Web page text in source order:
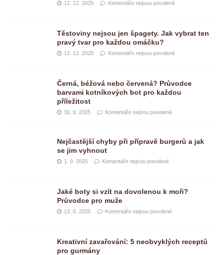
12. 12. 2025 Komentáře nejsou povolené
Těstoviny nejsou jen špagety. Jak vybrat ten
pravý tvar pro každou omáčku?
12. 12. 2025 Komentáře nejsou povolené
Černá, béžová nebo červená? Průvodce
barvami kotníkových bot pro každou
příležitost
30. 9. 2025 Komentáře nejsou povolené
Nejčastější chyby při přípravě burgerů a jak
se jim vyhnout
1. 9. 2025 Komentáře nejsou povolené
Jaké boty si vzít na dovolenou k moři?
Průvodce pro muže
13. 8. 2025 Komentáře nejsou povolené
Kreativní zavařování: 5 neobvyklých receptů
pro gurmány